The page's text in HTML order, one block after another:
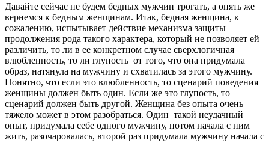
Давайте сейчас не будем бедных мужчин трогать, а опять же
вернемся к бедным женщинам. Итак, бедная женщина, к
сожалению, испытывает действие механизма защиты
продолжения рода такого характера, который не позволяет ей
различить, то ли в ее конкретном случае сверхлогичная
влюбленность, то ли глупость от того, что она придумала
образ, натянула на мужчину и схватилась за этого мужчину.
Понятно, что если это влюбленность, то сценарий поведения
женщины должен быть один. Если же это глупость, то
сценарий должен быть другой. Женщина без опыта очень
тяжело может в этом разобраться. Один такой неудачный
опыт, придумала себе одного мужчину, потом начала с ним
жить, разочаровалась, второй раз придумала мужчину начала с